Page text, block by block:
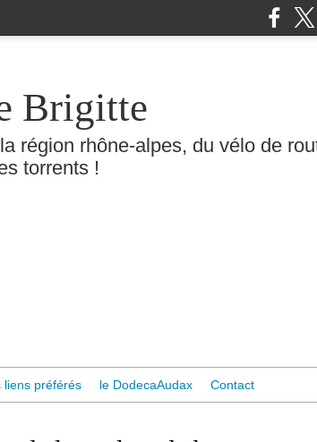
Brigitte
région rhône-alpes, du vélo de
torrents !
liens préférés le DodecaAudax Contact